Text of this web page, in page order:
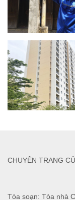
Tòa soạn: Tòa nhà
CHUYÊN TRANG